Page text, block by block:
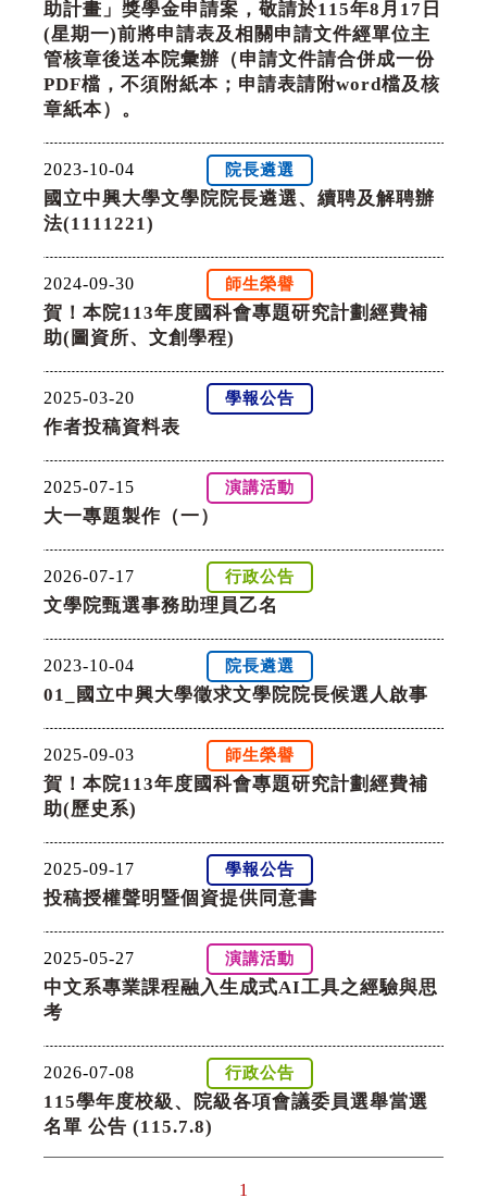
助計畫」獎學金申請案，敬請於115年8月17日
(星期一)前將申請表及相關申請文件經單位主
管核章後送本院彙辦（申請文件請合併成一份
PDF檔，不須附紙本；申請表請附word檔及核
章紙本）。
2023-10-04 院長遴選
國立中興大學文學院院長遴選、續聘及解聘辦
法(1111221)
2024-09-30 師生榮譽
賀！本院113年度國科會專題研究計劃經費補
助(圖資所、文創學程)
2025-03-20 學報公告
作者投稿資料表
2025-07-15 演講活動
大一專題製作（一）
2026-07-17 行政公告
文學院甄選事務助理員乙名
2023-10-04 院長遴選
01_國立中興大學徵求文學院院長候選人啟事
2025-09-03 師生榮譽
賀！本院113年度國科會專題研究計劃經費補
助(歷史系)
2025-09-17 學報公告
投稿授權聲明暨個資提供同意書
2025-05-27 演講活動
中文系專業課程融入生成式AI工具之經驗與思
考
2026-07-08 行政公告
115學年度校級、院級各項會議委員選舉當選
名單 公告 (115.7.8)
1